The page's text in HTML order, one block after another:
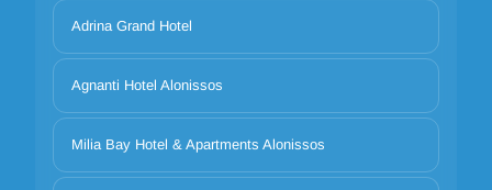
Adrina Grand Hotel
Agnanti Hotel Alonissos
Milia Bay Hotel & Apartments Alonissos